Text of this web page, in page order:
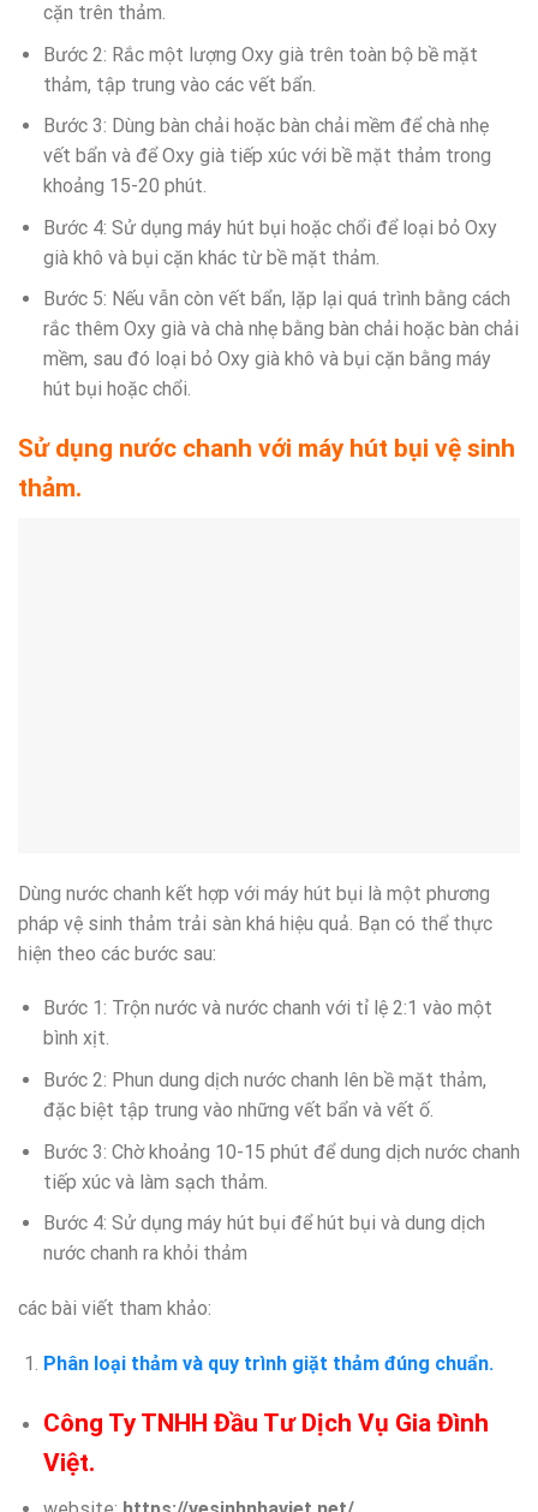
cặn trên thảm.
Bước 2: Rắc một lượng Oxy già trên toàn bộ bề mặt
thảm, tập trung vào các vết bẩn.
Bước 3: Dùng bàn chải hoặc bàn chải mềm để chà nhẹ
vết bẩn và để Oxy già tiếp xúc với bề mặt thảm trong
khoảng 15-20 phút.
Bước 4: Sử dụng máy hút bụi hoặc chổi để loại bỏ Oxy
già khô và bụi cặn khác từ bề mặt thảm.
Bước 5: Nếu vẫn còn vết bẩn, lặp lại quá trình bằng cách
rắc thêm Oxy già và chà nhẹ bằng bàn chải hoặc bàn chải
mềm, sau đó loại bỏ Oxy già khô và bụi cặn bằng máy
hút bụi hoặc chổi.
Sử dụng nước chanh với máy hút bụi vệ sinh
thảm.
Dùng nước chanh kết hợp với máy hút bụi là một phương
pháp vệ sinh thảm trải sàn khá hiệu quả. Bạn có thể thực
hiện theo các bước sau:
Bước 1: Trộn nước và nước chanh với tỉ lệ 2:1 vào một
bình xịt.
Bước 2: Phun dung dịch nước chanh lên bề mặt thảm,
đặc biệt tập trung vào những vết bẩn và vết ố.
Bước 3: Chờ khoảng 10-15 phút để dung dịch nước chanh
tiếp xúc và làm sạch thảm.
Bước 4: Sử dụng máy hút bụi để hút bụi và dung dịch
nước chanh ra khỏi thảm
các bài viết tham khảo:
Phân loại thảm và quy trình giặt thảm đúng chuẩn.
Công Ty TNHH Đầu Tư Dịch Vụ Gia Đình
Việt.